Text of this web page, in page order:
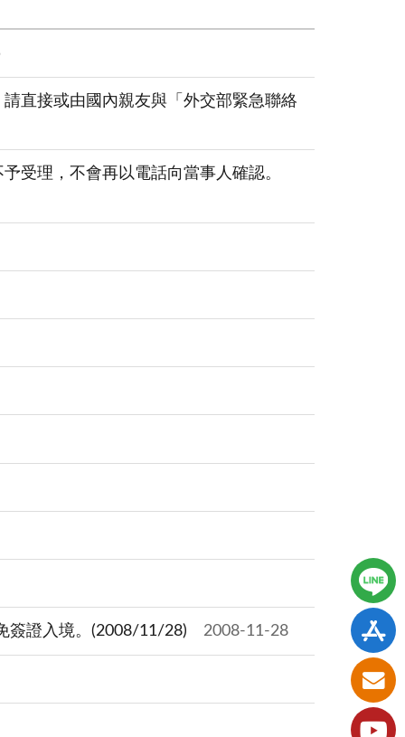
直接或由國內親友與「外交部緊急聯絡
受理，不會再以電話向當事人確認。
簽證入境。(2008/11/28) 2008-11-28